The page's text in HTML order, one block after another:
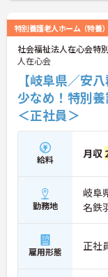
特別養護老人ホーム（特養）
社会福祉法人在心会特
人在心会
【岐阜県／安
少なめ！特別
＜正社員＞
給料 月収
勤務地
岐阜
名鉄
雇用形態 正社